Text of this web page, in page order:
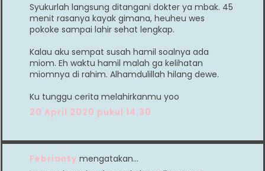
Syukurlah langsung ditangani dokter ya mbak. 45
menit rasanya kayak gimana, heuheu wes
pokoke sampai lahir sehat lengkap.
Kalau aku sempat susah hamil soalnya ada
miom. Eh waktu hamil malah ga kelihatan
miomnya di rahim. Alhamdulillah hilang dewe.
Ku tunggu cerita melahirkanmu yoo
20 April 2020 pukul 14.30
Febrianty mengatakan…